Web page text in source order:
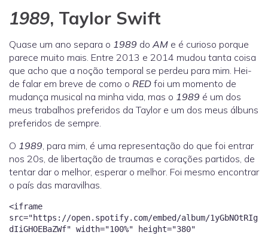
1989, Taylor Swift
Quase um ano separa o 1989 do AM e é curioso porque
parece muito mais. Entre 2013 e 2014 mudou tanta coisa
que acho que a noção temporal se perdeu para mim. Hei-
de falar em breve de como o RED foi um momento de
mudança musical na minha vida, mas o 1989 é um dos
meus trabalhos preferidos da Taylor e um dos meus álbuns
preferidos de sempre.
O 1989, para mim, é uma representação do que foi entrar
nos 20s, de libertação de traumas e corações partidos, de
tentar dar o melhor, esperar o melhor. Foi mesmo encontrar
o país das maravilhas.
<iframe
src="https://open.spotify.com/embed/album/1yGbNOtRIg
dIiGHOEBaZWf" width="100%" height="380"